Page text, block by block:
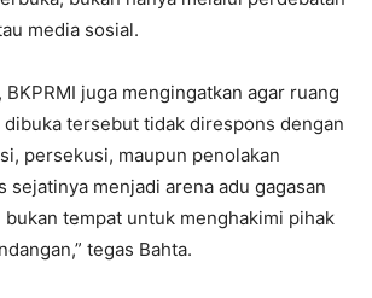
media sosial.
BKPRMI juga mengingatkan agar ruang
tersebut tidak direspons dengan
persekusi, maupun penolakan
sejatinya menjadi arena adu gagasan
bukan tempat untuk menghakimi pihak
tegas Bahta.